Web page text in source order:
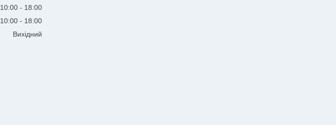
10:00
18:00
10:00
18:00
Вихідний